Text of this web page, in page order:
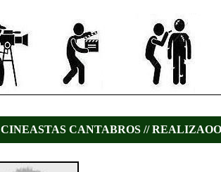
CINEASTAS CANTABROS //